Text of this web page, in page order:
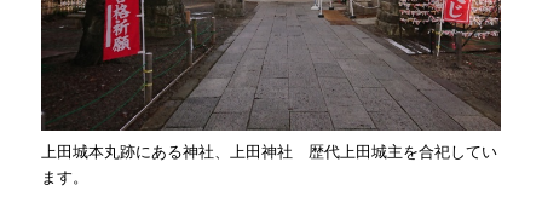
上田城本丸跡にある神社、上田神社 歴代上田城主を合祀してい
ます。